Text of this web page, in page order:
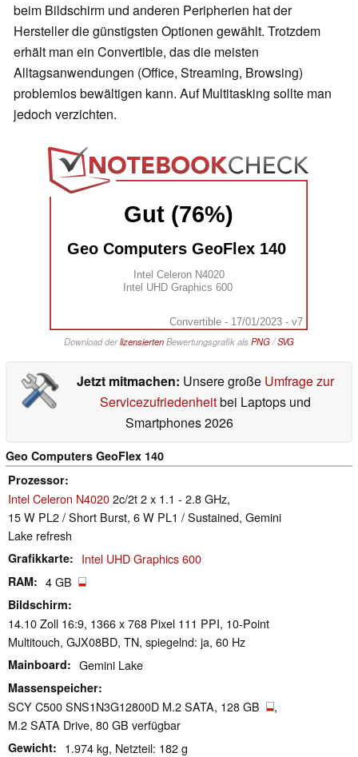
beim Bildschirm und anderen Peripherien hat der
Hersteller die günstigsten Optionen gewählt. Trotzdem
erhält man ein Convertible, das die meisten
Alltagsanwendungen (Office, Streaming, Browsing)
problemlos bewältigen kann. Auf Multitasking sollte man
jedoch verzichten.
Gut (76%)
Geo Computers GeoFlex 140
Intel Celeron N4020
Intel UHD Graphics 600
Convertible - 17/01/2023 - v7
Download derlizensiertenBewertungsgrafik als PNG/SVG
Jetzt mitmachen: Unsere große Umfrage zur
Servicezufriedenheitbei Laptops und
Smartphones 2026
Geo Computers GeoFlex 140
Prozessor
Intel Celeron N40202c/2t 2 x 1.1 - 2.8 GHz,
15 W PL2 / Short Burst, 6 W PL1 / Sustained, Gemini
Lake refresh
Grafikkarte Intel UHD Graphics 600
RAM 4 GB
Bildschirm
14.10 Zoll 16:9, 1366 x 768 Pixel 111 PPI, 10-Point
Multitouch, GJX08BD, TN, spiegelnd: ja, 60 Hz
Mainboard Gemini Lake
Massenspeicher
SCY C500 SNS1N3G12800D M.2 SATA, 128 GB
,
M.2 SATA Drive, 80 GB verfügbar
Gewicht 1.974 kg, Netzteil: 182 g